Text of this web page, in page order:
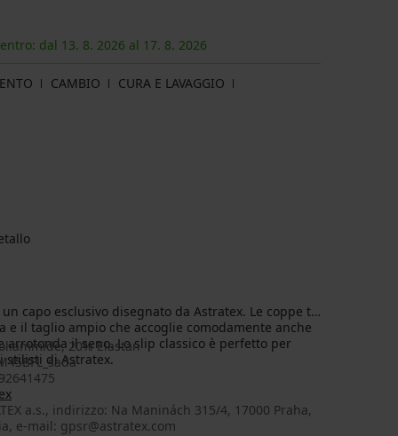
dal 13. 8. 2026 al 17. 8. 2026
CAMBIO
CURA E LAVAGGIO
capo esclusivo disegnato da Astratex. Le coppe ti
il taglio ampio che accoglie comodamente anche
arrotonda il seno. Lo slip classico è perfetto per
stilisti di Astratex.
20% Elastan
a.s., indirizzo: Na Maninách 315/4, 17000 Praha,
e-mail: gpsr@astratex.com